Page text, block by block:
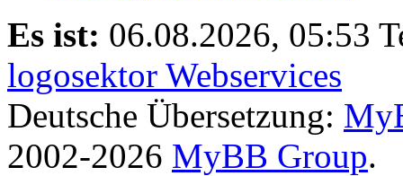
Es ist: 06.08.2026, 05:53
logosektor Webservices
Deutsche Übersetzung:
2002-2026 MyBB Group.